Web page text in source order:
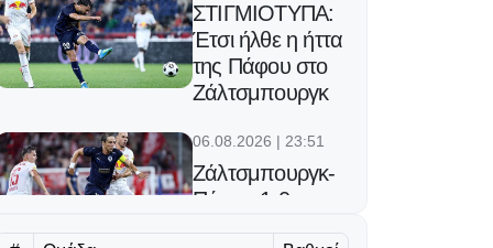
ΣΤΙΓΜΙΟΤΥΠΑ:
Έτσι ήλθε η ήττα
της Πάφου στο
Ζάλτσμπουργκ
06.08.2026 | 23:51
Ζάλτσμπουργκ-
Πάφος 1-0: